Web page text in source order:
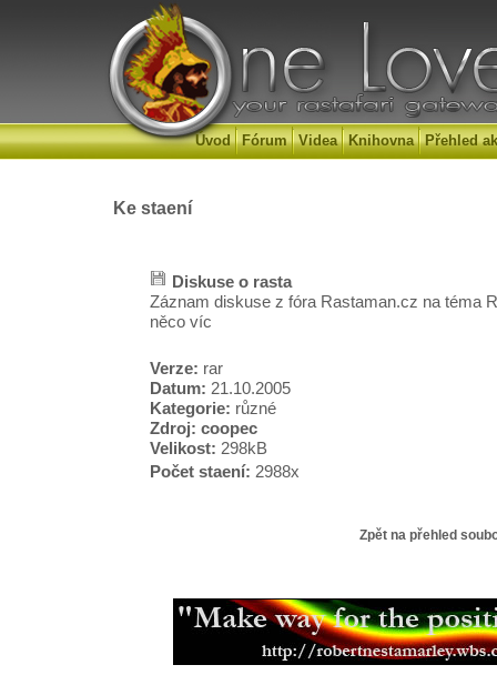
Úvod Fórum Videa Knihovna Přehled
Ke staení
Diskuse o rasta
Záznam diskuse z fóra Rastaman.cz na téma
něco víc
Verze: rar
Datum: 21.10.2005
Kategorie: různé
Zdroj: coopec
Velikost: 298kB
Počet staení: 2988x
Zpět na přehled